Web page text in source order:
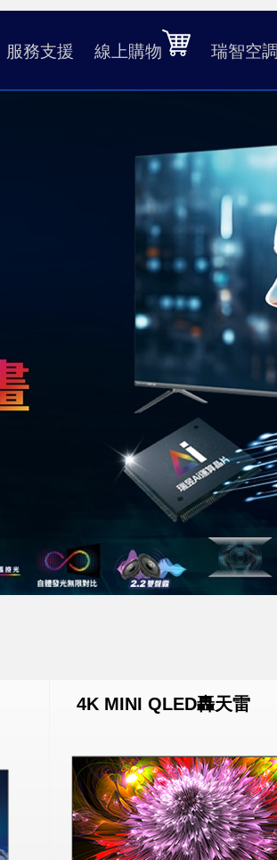
服務支援 線上購物 瑞智空調
4K MINI QLED轟天雷